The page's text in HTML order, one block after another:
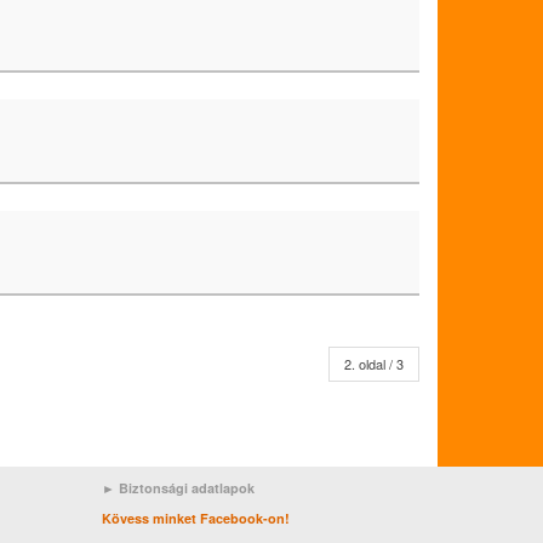
2. oldal / 3
► Biztonsági adatlapok
Kövess minket Facebook-on!